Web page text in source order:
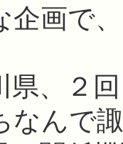
企画で
、２
なんで